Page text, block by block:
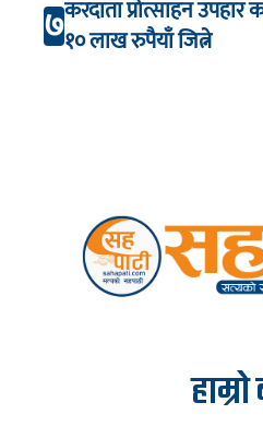
७करदाता प्रोत्साहन
१० लाख रुपैयाँ जित्ने